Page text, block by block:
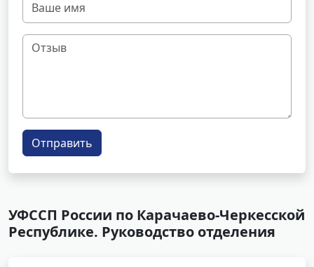
Отправить
УФССП России по Карачаево-Черкесской
Республике. Руководство отделения